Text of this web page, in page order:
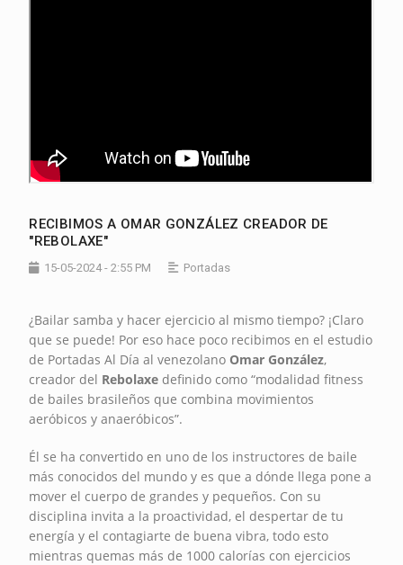
RECIBIMOS A OMAR GONZÁLEZ CREADOR DE
"REBOLAXE"
15-05-2024 - 2:55 PM Portadas
¿Bailar samba y hacer ejercicio al mismo tiempo? ¡Claro
que se puede! Por eso hace poco recibimos en el estudio
de Portadas Al Día al venezolano Omar González,
creador del Rebolaxe definido como “modalidad fitness
de bailes brasileños que combina movimientos
aeróbicos y anaeróbicos”.
Él se ha convertido en uno de los instructores de baile
más conocidos del mundo y es que a dónde llega pone a
mover el cuerpo de grandes y pequeños. Con su
disciplina invita a la proactividad, el despertar de tu
energía y el contagiarte de buena vibra, todo esto
mientras quemas más de 1000 calorías con ejercicios